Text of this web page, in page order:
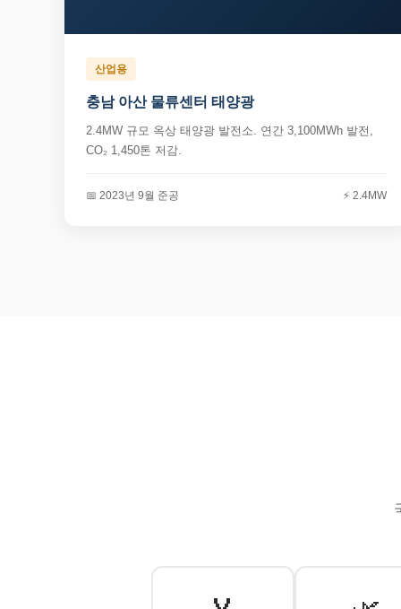
산업용
충남 아산 물류센터 태양광
2.4MW 규모 옥상 태양광 발전소. 연간 3,100MWh 발전,
CO₂ 1,450톤 저감.
📅 2023년 9월 준공 ⚡ 2.4MW